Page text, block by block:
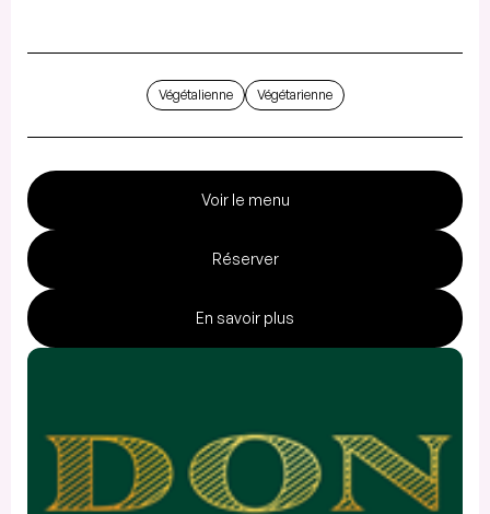
Végétalienne Végétarienne
Voir le menu
Réserver
En savoir plus